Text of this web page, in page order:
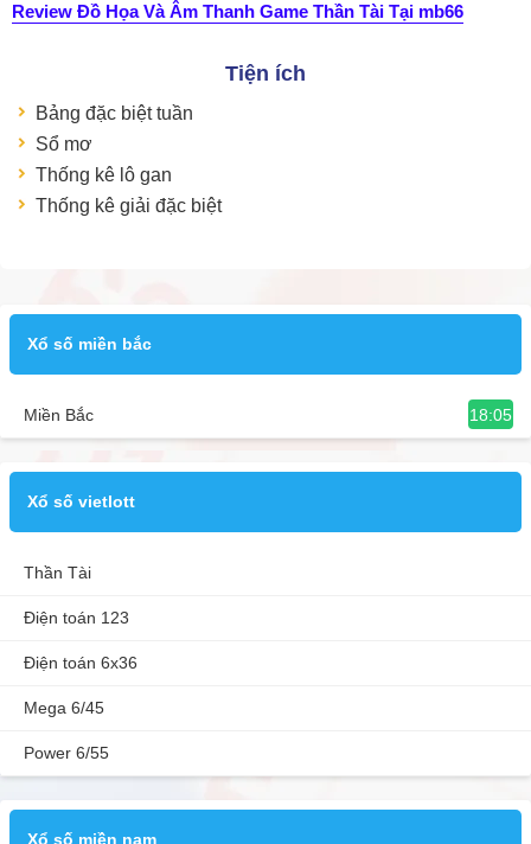
Review Đồ Họa Và Âm Thanh Game Thần Tài Tại mb66
Tiện ích
Bảng đặc biệt tuần
Sổ mơ
Thống kê lô gan
Thống kê giải đặc biệt
Xổ số miền bắc
Miền Bắc 18:05
Xổ số vietlott
Thần Tài
Điện toán 123
Điện toán 6x36
Mega 6/45
Power 6/55
Xổ số miền nam